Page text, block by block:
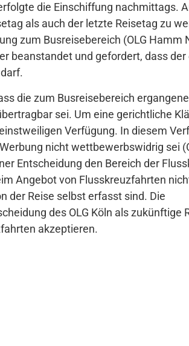
die Einschiffung nachmittags.
als auch der letzte Reisetag zu
zum Busreisebereich (OLG Hamm
beanstandet und gefordert, dass
die zum Busreisebereich ergangene
sei. Um eine gerichtliche
Verfügung. In diesem
nicht wettbewerbswidrig sei
Entscheidung den Bereich der
Angebot von Flusskreuzfahrten
der Reise selbst erfasst sind. Die
des OLG Köln als zukünftige
akzeptieren.